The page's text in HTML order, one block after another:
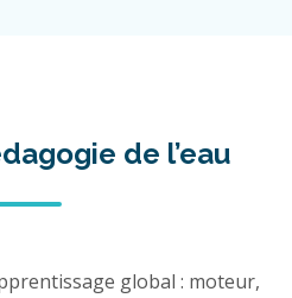
de l’eau
global : moteur,